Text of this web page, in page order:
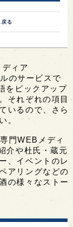
る
ィア
のサービスで
をピックアップ
それぞれの項目
いるので、さら
。
門WEBメディ
介や杜氏・蔵元
、イベントのレ
アリングなどの
の様々なストー